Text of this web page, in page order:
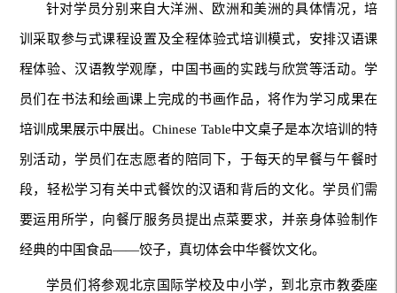
针对学员分别来自大洋洲、欧洲和美洲的具体情况，培
训采取参与式课程设置及全程体验式培训模式，安排汉语课
程体验、汉语教学观摩，中国书画的实践与欣赏等活动。学
员们在书法和绘画课上完成的书画作品，将作为学习成果在
培训成果展示中展出。Chinese Table中文桌子是本次培训的特
别活动，学员们在志愿者的陪同下，于每天的早餐与午餐时
段，轻松学习有关中式餐饮的汉语和背后的文化。学员们需
要运用所学，向餐厅服务员提出点菜要求，并亲身体验制作
经典的中国食品——饺子，真切体会中华餐饮文化。
学员们将参观北京国际学校及中小学，到北京市教委座